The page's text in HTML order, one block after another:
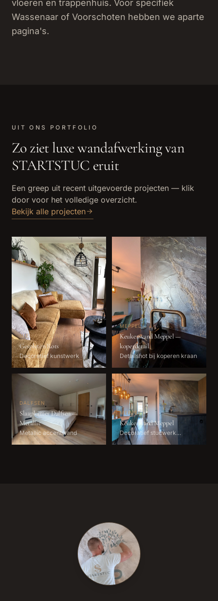
vloeren en trappenhuis. Voor specifiek
Wassenaar of Voorschoten hebben we aparte
pagina's.
UIT ONS PORTFOLIO
Zo zietluxe wandafwerkingvan
STARTSTUC eruit
Een greep uit recent uitgevoerde projecten — klik
door voor het volledige overzicht.
Bekijk alle projecten
NIEUWLEUSEN
Gespleten Rots
Decoratief kunstwerk
MEPPEL
Keukenwand Meppel —
koperdetail
Detailshot bij koperen kraan
DALFSEN
Slaapkamer Dalfsen —
Metallic
Metallic accentwand
MEPPEL
Keukenwand Meppel
Decoratief stucwerk
leisteen-look